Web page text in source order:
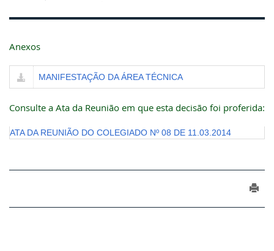
Anexos
MANIFESTAÇÃO DA ÁREA TÉCNICA
Consulte a Ata da Reunião em que esta decisão foi proferida:
ATA DA REUNIÃO DO COLEGIADO Nº 08 DE 11.03.2014